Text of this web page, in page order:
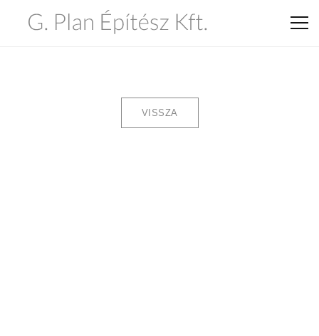
VISSZA